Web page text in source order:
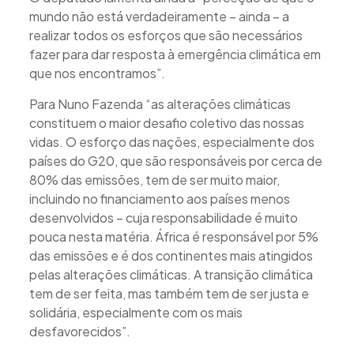
mundo não está verdadeiramente – ainda – a
realizar todos os esforços que são necessários
fazer para dar resposta à emergência climática em
que nos encontramos”.
Para Nuno Fazenda “as alterações climáticas
constituem o maior desafio coletivo das nossas
vidas. O esforço das nações, especialmente dos
países do G20, que são responsáveis por cerca de
80% das emissões, tem de ser muito maior,
incluindo no financiamento aos países menos
desenvolvidos – cuja responsabilidade é muito
pouca nesta matéria. África é responsável por 5%
das emissões e é dos continentes mais atingidos
pelas alterações climáticas. A transição climática
tem de ser feita, mas também tem de ser justa e
solidária, especialmente com os mais
desfavorecidos”.